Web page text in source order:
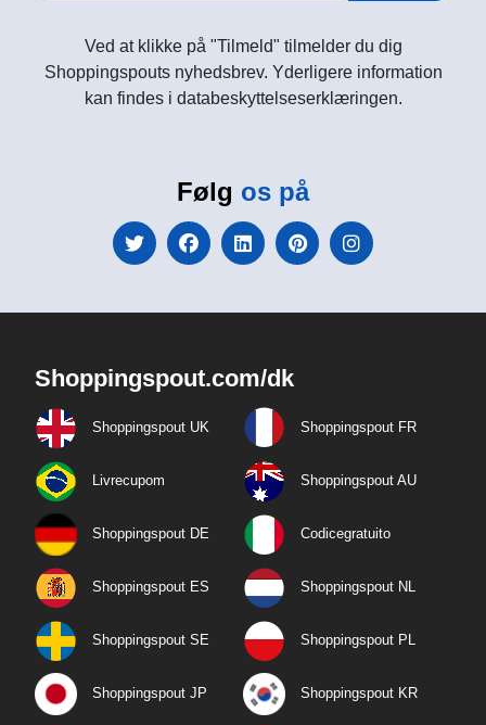
Ved at klikke på "Tilmeld" tilmelder du dig
Shoppingspouts nyhedsbrev. Yderligere information
kan findes i databeskyttelseserklæringen.
Følg os på
Shoppingspout.com/dk
Shoppingspout UK Shoppingspout FR
Livrecupom Shoppingspout AU
Shoppingspout DE Codicegratuito
Shoppingspout ES Shoppingspout NL
Shoppingspout SE Shoppingspout PL
Shoppingspout JP Shoppingspout KR